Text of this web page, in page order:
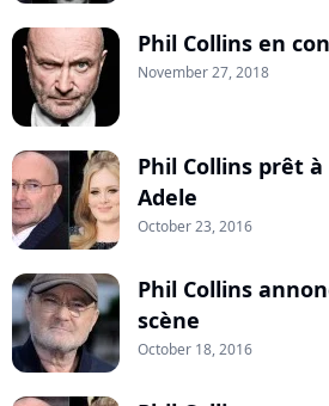
Phil Collins en
November 27, 2018
Phil Collins prêt
Adele
October 23, 2016
Phil Collins
scène
October 18, 2016